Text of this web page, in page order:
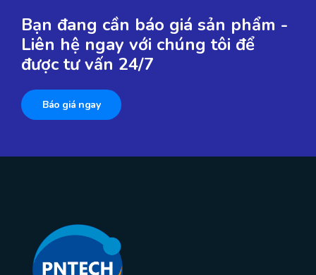
Bạn đang cần báo giá sản phẩm -
Liên hệ ngay với chúng tôi để
được tư vấn 24/7
Báo giá ngay